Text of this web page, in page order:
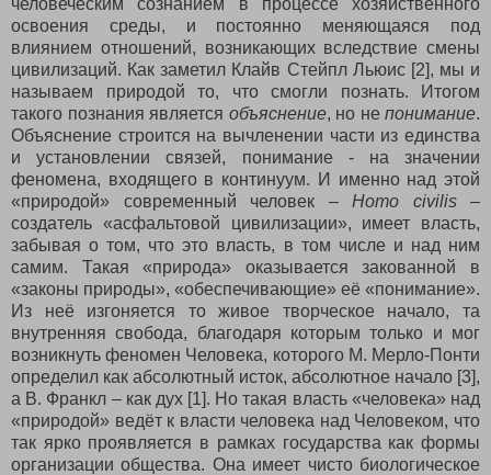
освоения среды, и постоянно меняющаяся под
влиянием отношений, возникающих вследствие смены
цивилизаций. Как заметил Клайв Стейпл Льюис [2], мы и
называем природой то, что смогли познать. Итогом
такого познания является объяснение, но не понимание.
Объяснение строится на вычленении части из единства
и установлении связей, понимание - на значении
феномена, входящего в континуум. И именно над этой
«природой» современный человек – Homo civilis–
создатель «асфальтовой цивилизации», имеет власть,
забывая о том, что это власть, в том числе и над ним
самим. Такая «природа» оказывается закованной в
«законы природы», «обеспечивающие» её «понимание».
Из неё изгоняется то живое творческое начало, та
внутренняя свобода, благодаря которым только и мог
возникнуть феномен Человека, которого М. Мерло-Понти
определил как абсолютный исток, абсолютное начало [3],
а В. Франкл – как дух [1]. Но такая власть «человека» над
«природой» ведёт к власти человека над Человеком, что
так ярко проявляется в рамках государства как формы
организации общества. Она имеет чисто биологическое